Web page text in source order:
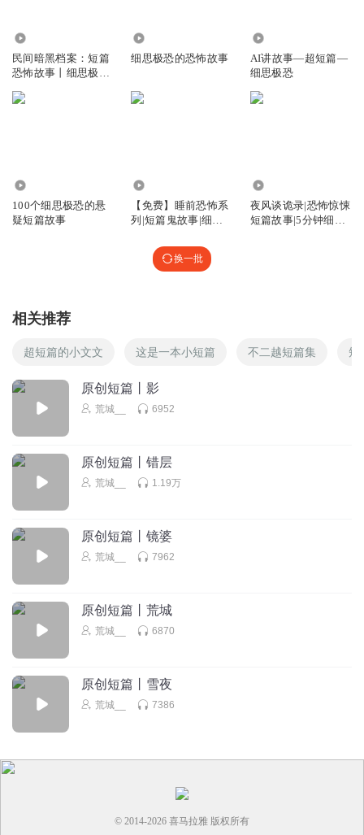
民间暗黑档案：短篇
恐怖故事丨细思极恐
细思极恐的恐怖故事
AI讲故事—超短篇—
细思极恐
100个细思极恐的悬
疑短篇故事
【免费】睡前恐怖系
列|短篇鬼故事|细思
夜风谈诡录|恐怖惊悚
短篇故事|5分钟细思
换一批
相关推荐
超短篇的小文文 这是一本小短篇 不二越短篇集 短
原创短篇丨影
荒城__ 6952
原创短篇丨错层
荒城__ 1.19万
原创短篇丨镜婆
荒城__ 7962
原创短篇丨荒城
荒城__ 6870
原创短篇丨雪夜
荒城__ 7386
© 2014-2026 喜马拉雅 版权所有